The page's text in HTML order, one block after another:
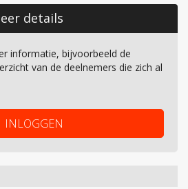
details
informatie, bijvoorbeeld de
van de deelnemers die zich al
INLOGGEN